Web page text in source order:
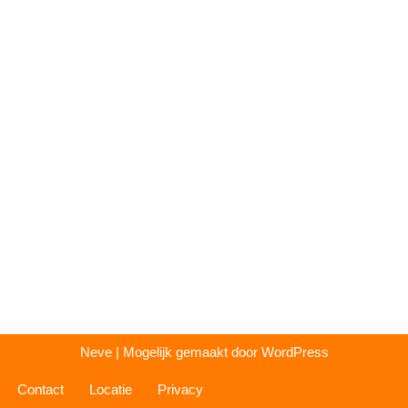
Neve| Mogelijk gemaakt door WordPress
Contact Locatie Privacy